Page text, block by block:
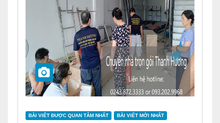
BÀI VIẾT ĐƯỢC QUAN TÂM NHẤT BÀI VIẾT MỚI NHẤT